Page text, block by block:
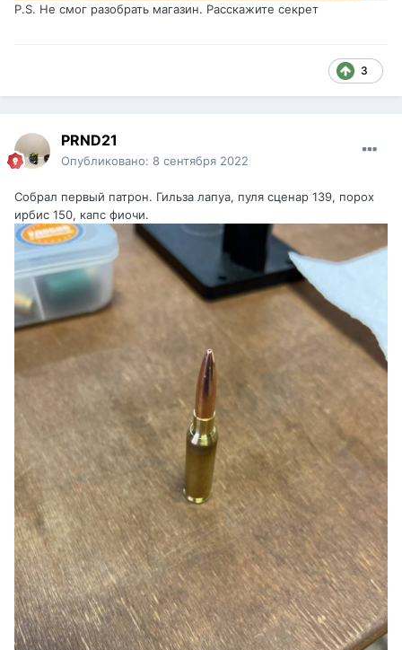
P.S. Не смог разобрать магазин. Расскажите секрет
3
PRND21
Опубликовано: 8 сентября 2022
Собрал первый патрон. Гильза лапуа, пуля сценар 139, порох
ирбис 150, капс фиочи.